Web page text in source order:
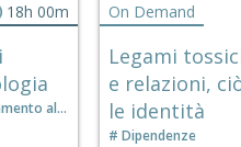
18h 00m On Demand
Legami
e relazioni,
le identità
Dipendenze